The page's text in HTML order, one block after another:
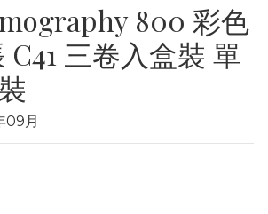
800 彩色
C41 三卷入盒裝 單
09月